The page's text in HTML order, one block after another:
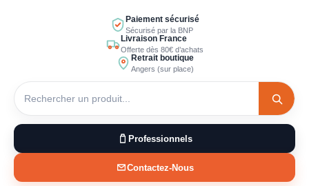
Paiement sécurisé
Sécurisé par la BNP
Livraison France
Offerte dès 80€ d’achats
Retrait boutique
Angers (sur place)
Professionnels
Contactez-Nous